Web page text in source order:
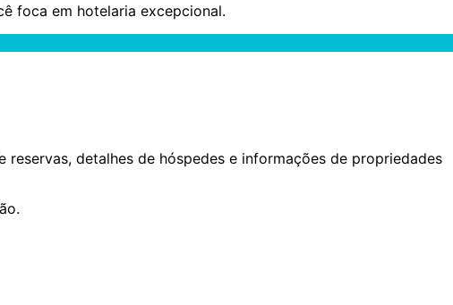
foca em hotelaria excepcional.
detalhes de hóspedes e informações de propriedades